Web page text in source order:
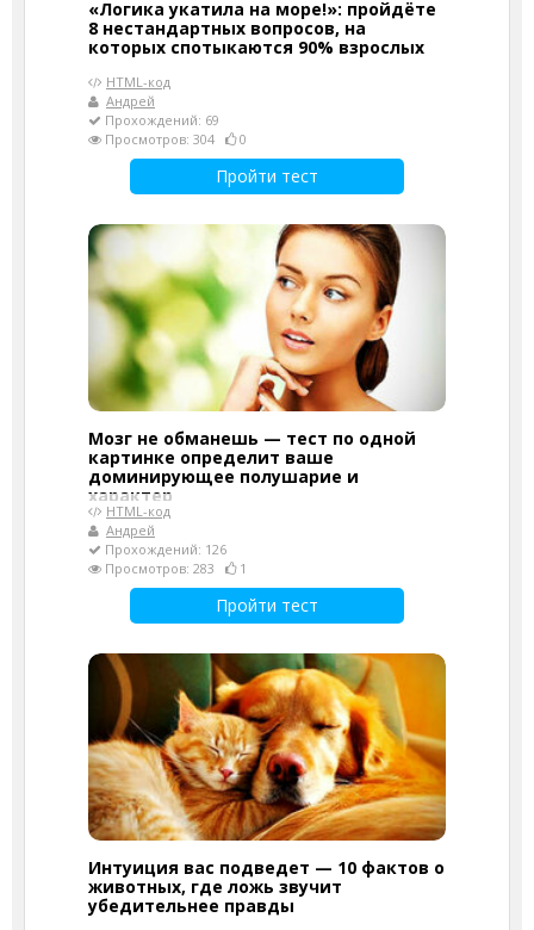
«Логика укатила на море!»: пройдёте
8 нестандартных вопросов, на
которых спотыкаются 90% взрослых
HTML-код
Андрей
Прохождений: 69
Просмотров: 304
0
Пройти тест
Мозг не обманешь — тест по одной
картинке определит ваше
доминирующее полушарие и
характер
HTML-код
Андрей
Прохождений: 126
Просмотров: 283
1
Пройти тест
Интуиция вас подведет — 10 фактов о
животных, где ложь звучит
убедительнее правды